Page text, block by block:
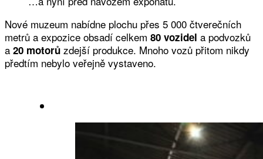
Nové muzeum nabídne plochu přes 5 000 čtverečních
metrů a expozice obsadí celkem 80 vozidel a podvozků
a 20 motorů zdejší produkce. Mnoho vozů přitom nikdy
předtím nebylo veřejně vystaveno.